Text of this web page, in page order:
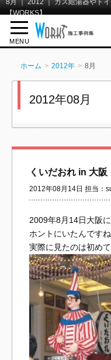
8月 ｜ 2012 ｜ ガス給湯器やト
【WORKS】
MENU
ホーム 2012年 8月
2012年08月
くいだおれ in 大阪
2012年08月14日 担当：
2009年8月14日大阪
ホントにいたんです
実際に見たのは初め